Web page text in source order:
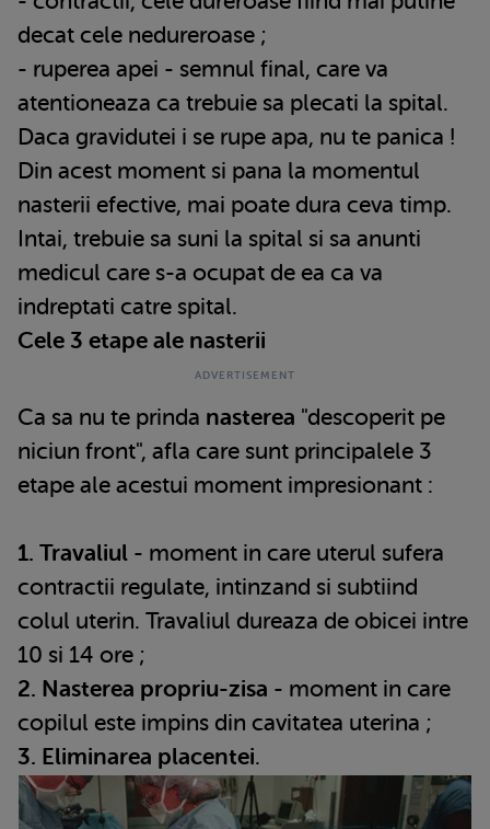
decat cele nedureroase ;
- ruperea apei - semnul final, care va
atentioneaza ca trebuie sa plecati la spital.
Daca gravidutei i se rupe apa, nu te panica !
Din acest moment si pana la momentul
nasterii efective, mai poate dura ceva timp.
Intai, trebuie sa suni la spital si sa anunti
medicul care s-a ocupat de ea ca va
indreptati catre spital.
Cele 3 etape ale nasterii
Ca sa nu te prinda nasterea "descoperit pe
niciun front", afla care sunt principalele 3
etape ale acestui moment impresionant :
1. Travaliul - moment in care uterul sufera
contractii regulate, intinzand si subtiind
colul uterin. Travaliul dureaza de obicei intre
10 si 14 ore ;
2. Nasterea propriu-zisa - moment in care
copilul este impins din cavitatea uterina ;
3. Eliminarea placentei.